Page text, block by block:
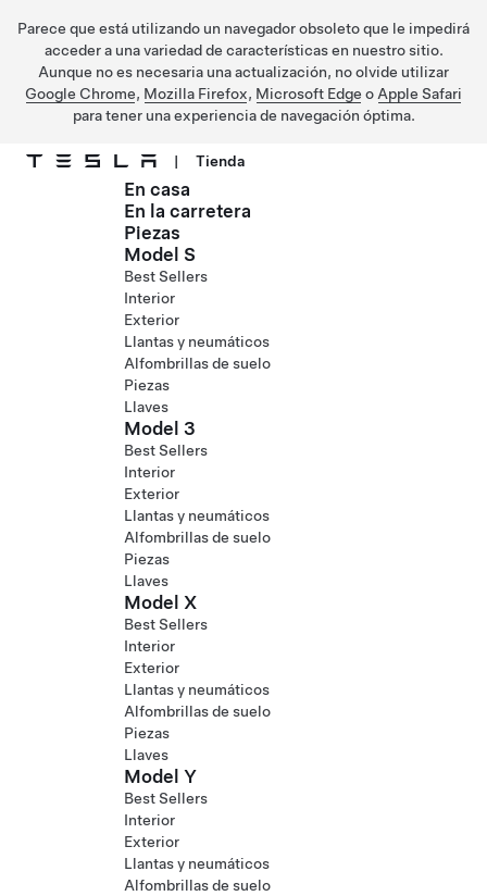
Parece que está utilizando un navegador obsoleto que le impedirá
acceder a una variedad de características en nuestro sitio.
Aunque no es necesaria una actualización, no olvide utilizar
Google Chrome, Mozilla Firefox, Microsoft Edge o Apple Safari
para tener una experiencia de navegación óptima.
Ir al contenido principal
| Tienda
En casa
En la carretera
Piezas
Model S
Best Sellers
Interior
Exterior
Llantas y neumáticos
Alfombrillas de suelo
Piezas
Llaves
Model 3
Best Sellers
Interior
Exterior
Llantas y neumáticos
Alfombrillas de suelo
Piezas
Llaves
Model X
Best Sellers
Interior
Exterior
Llantas y neumáticos
Alfombrillas de suelo
Piezas
Llaves
Model Y
Best Sellers
Interior
Exterior
Llantas y neumáticos
Alfombrillas de suelo